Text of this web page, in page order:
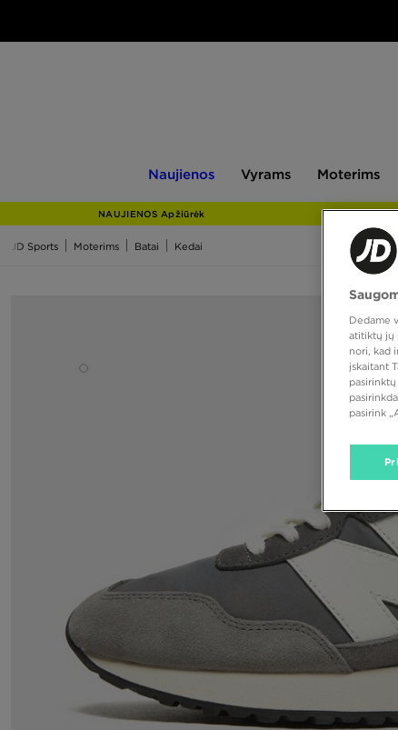
Naujienos Vyrams Moterims
NAUJIENOS Apžiūrėk
JD Sports Moterims Batai Kedai
Dedame
atitiktų jų
nori, kad
įskaitant
pasirink